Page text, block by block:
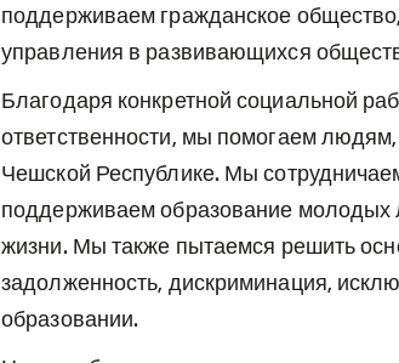
поддерживаем гражданское
управления в развивающихся
Благодаря конкретной социальной
ответственности, мы помогаем
Чешской Республике. Мы
поддерживаем образование молодых
жизни. Мы также пытаемся решить
задолженность, дискриминация,
образовании.